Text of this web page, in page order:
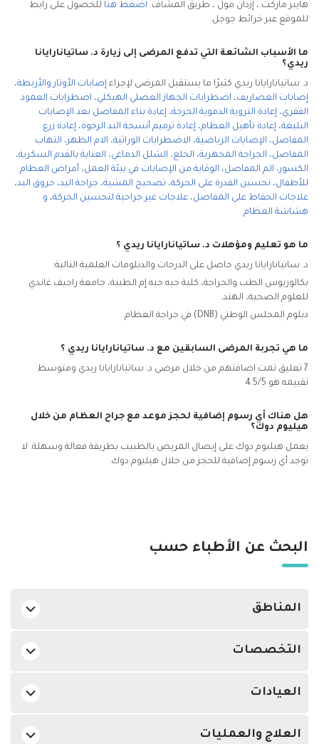
هايبر ماركت ، إزدان مول ، طريق المشاف. اضغط هنا للحصول على رابط
للموقع عبر خرائط جوجل.
ما الأسباب الشائعة التي تدفع المرضى إلى زيارة د. ساتيانارايانا
ريدي؟
د. ساتيانارايانا ريدي كثيرًا ما يستقبل المرضى لإجراء إصابات الأوتار والأربطة،
إصابات الغضاريف، اضطرابات الجهاز العضلي الهيكلي، اضطرابات العمود
الفقري، إعادة التروية الدموية الحرجة، إعادة بناء المفاصل بعد الإصابات
البليغة، إعادة تأهيل العظام، إعادة ترميم أنسجة اليد الرخوة، إعادة زرع
المفاصل، الإصابات الرياضية، الاضطرابات الوراثية، الام الظهر، التهاب
المفاصل، الجراحة المجهرية، الخلع، الشلل الدماغي، العناية بالقدم السكرية،
الكسور، الم المفاصل، الوقاية من الإصابات في بيئة العمل، أمراض العظام
للأطفال، تحسين القدرة على الحركة، تصحيح المشية، جراحة اليد، حروق اليد،
علاجات الحفاظ على المفاصل، علاجات غير جراحية لتحسين الحركة، و
هشاشة العظام
ما هو تعليم ومؤهلات د. ساتيانارايانا ريدي ؟
د. ساتيانارايانا ريدي حاصل على الدرجات والدبلومات العلمية التالية:
بكالوريوس الطب والجراحة، كلية جيه جيه إم الطبية، جامعة راجيف غاندي
للعلوم الصحية، الهند.
دبلوم المجلس الوطني (DNB) في جراحة العظام.
ما هي تجربة المرضى السابقين مع د. ساتيانارايانا ريدي ؟
7 تعليق تمت اضافتهم من خلال مرضى د. ساتيانارايانا ريدي ومتوسط ​​
تقييمه هو 4.5/5
هل هناك أي رسوم إضافية لحجز موعد مع جراح العظام من خلال
هيليوم دوك؟
يعمل هيليوم دوك على إيصال المريض بالطبيب بطريقة فعالة وسهلة. لا
توجد أي رسوم إضافية للحجز من خلال هيليوم دوك.
البحث عن الأطباء حسب
المناطق
جراحو العظام في الدوحة في السد
التخصصات
العيادات
العلاج والعمليات